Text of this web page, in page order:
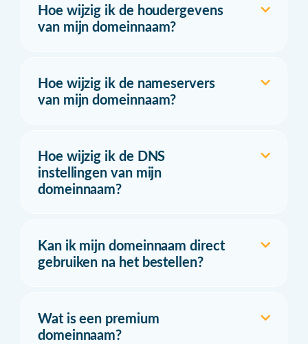
Hoe wijzig ik de houdergevens
van mijn domeinnaam?
Hoe wijzig ik de nameservers
van mijn domeinnaam?
Hoe wijzig ik de DNS
instellingen van mijn
domeinnaam?
Kan ik mijn domeinnaam direct
gebruiken na het bestellen?
Wat is een premium
domeinnaam?